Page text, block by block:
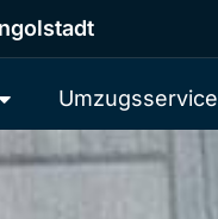
Umzugsservice